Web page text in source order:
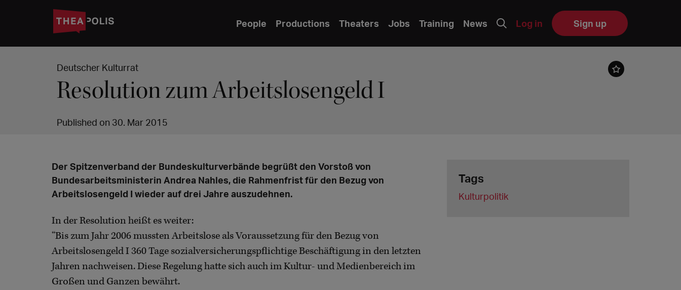
People Productions Theaters Jobs Training News Log in Sign up
Deutscher Kulturrat
Resolution zum Arbeitslosengeld I
Published on 30. Mar 2015
Der Spitzenverband der Bundeskulturverbände begrüßt den Vorstoß von
Bundesarbeitsministerin Andrea Nahles, die Rahmenfrist für den Bezug von
Arbeitslosengeld I wieder auf drei Jahre auszudehnen.
In der Resolution heißt es weiter:
“Bis zum Jahr 2006 mussten Arbeitslose als Voraussetzung für den Bezug von
Arbeitslosengeld I 360 Tage sozialversicherungspflichtige Beschäftigung in den letzten
Jahren nachweisen. Diese Regelung hatte sich auch im Kultur- und Medienbereich im
Großen und Ganzen bewährt.
Tags
Kulturpolitik